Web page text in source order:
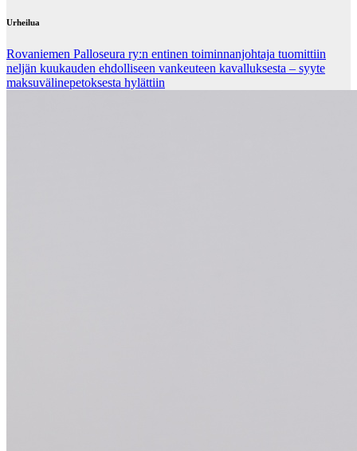
Urheilua
Rovaniemen Palloseura ry:n entinen toiminnanjohtaja tuo­mit­tiin
neljän kuu­kau­den eh­dol­li­seen van­keu­teen ka­val­luk­ses­ta – syyte
mak­su­vä­li­ne­pe­tok­ses­ta hy­lät­tiin